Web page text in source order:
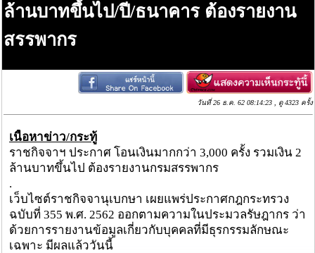
ล้านบาทขึ้นไป/ปี/ธนาคาร ต้องรายงาน
สรรพากร
วันที่ 26 ธ.ค. 62 08:14:23 , ดู 4323 ครั้ง
เนื้อหาข่าว/กระทู้
ราชกิจจาฯ ประกาศ โอนเงินมากกว่า 3,000 ครั้ง รวมเงิน 2
ล้านบาทขึ้นไป ต้องรายงานกรมสรรพากร
.
เว็บไซต์ราชกิจจานุเบกษา เผยแพร่ประกาศกฎกระทรวง
ฉบับที่ 355 พ.ศ. 2562 ออกตามความในประมวลรัษฎากร ว่า
ด้วยการรายงานข้อมูลเกี่ยวกับบุคคลที่มีธุรกรรมลักษณะ
เฉพาะ มีผลแล้ววันนี้